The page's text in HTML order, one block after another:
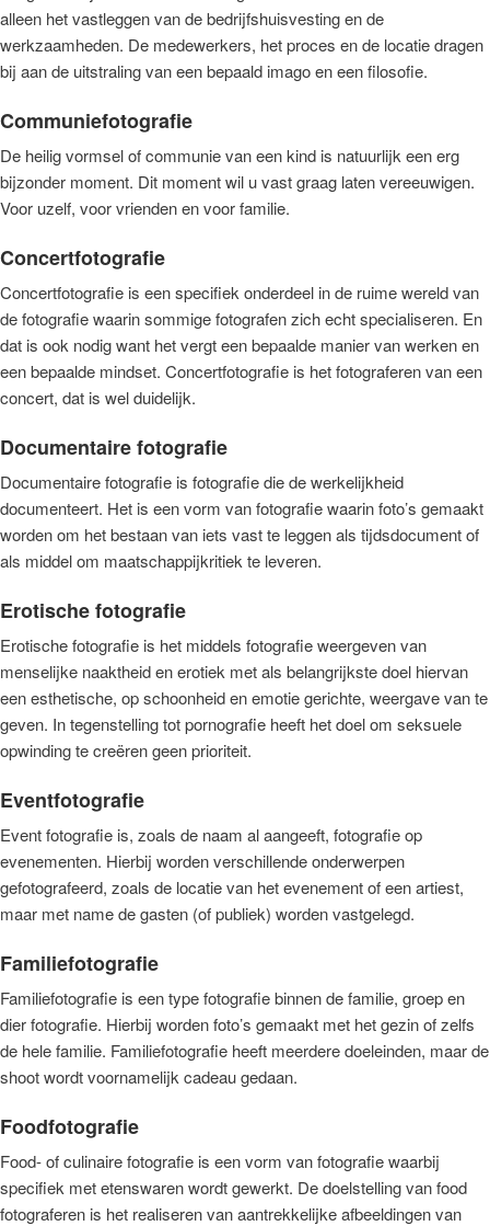
alleen het vastleggen van de bedrijfshuisvesting en de
werkzaamheden. De medewerkers, het proces en de locatie dragen
bij aan de uitstraling van een bepaald imago en een filosofie.
Communiefotografie
De heilig vormsel of communie van een kind is natuurlijk een erg
bijzonder moment. Dit moment wil u vast graag laten vereeuwigen.
Voor uzelf, voor vrienden en voor familie.
Concertfotografie
Concertfotografie is een specifiek onderdeel in de ruime wereld van
de fotografie waarin sommige fotografen zich echt specialiseren. En
dat is ook nodig want het vergt een bepaalde manier van werken en
een bepaalde mindset. Concertfotografie is het fotograferen van een
concert, dat is wel duidelijk.
Documentaire fotografie
Documentaire fotografie is fotografie die de werkelijkheid
documenteert. Het is een vorm van fotografie waarin foto’s gemaakt
worden om het bestaan van iets vast te leggen als tijdsdocument of
als middel om maatschappijkritiek te leveren.
Erotische fotografie
Erotische fotografie is het middels fotografie weergeven van
menselijke naaktheid en erotiek met als belangrijkste doel hiervan
een esthetische, op schoonheid en emotie gerichte, weergave van te
geven. In tegenstelling tot pornografie heeft het doel om seksuele
opwinding te creëren geen prioriteit.
Eventfotografie
Event fotografie is, zoals de naam al aangeeft, fotografie op
evenementen. Hierbij worden verschillende onderwerpen
gefotografeerd, zoals de locatie van het evenement of een artiest,
maar met name de gasten (of publiek) worden vastgelegd.
Familiefotografie
Familiefotografie is een type fotografie binnen de familie, groep en
dier fotografie. Hierbij worden foto’s gemaakt met het gezin of zelfs
de hele familie. Familiefotografie heeft meerdere doeleinden, maar de
shoot wordt voornamelijk cadeau gedaan.
Foodfotografie
Food- of culinaire fotografie is een vorm van fotografie waarbij
specifiek met etenswaren wordt gewerkt. De doelstelling van food
fotograferen is het realiseren van aantrekkelijke afbeeldingen van